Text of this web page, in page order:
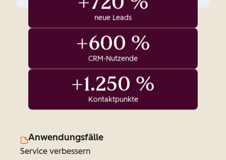
neue Leads
+600 %
CRM-Nutzende
+1.250 %
Kontaktpunkte
Anwendungsfälle
Service verbessern